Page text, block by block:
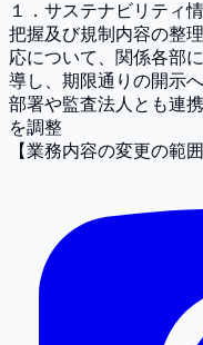
１．サステナビリティ
把握及び規制内容の整
応について、関係各部
導し、期限通りの開示
部署や監査法人とも連
を調整
【業務内容の変更の範囲